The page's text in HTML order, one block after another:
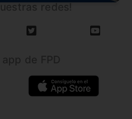
redes!